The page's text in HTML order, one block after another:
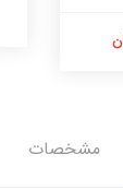
مشخصات